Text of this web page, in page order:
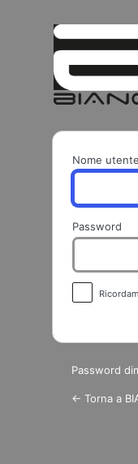
Nome
Password
Password
← Torna a